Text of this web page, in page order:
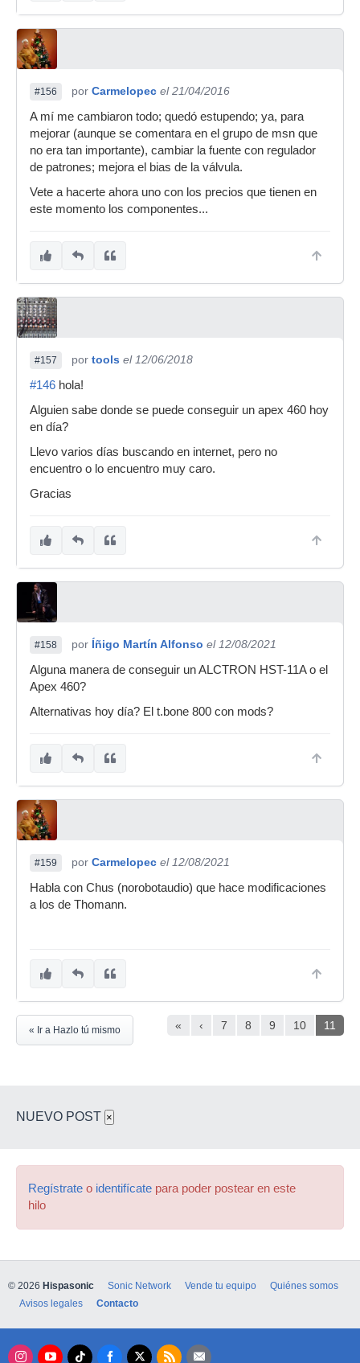
#156 por Carmelopec el 21/04/2016
A mí me cambiaron todo; quedó estupendo; ya, para
mejorar (aunque se comentara en el grupo de msn que
no era tan importante), cambiar la fuente con regulador
de patrones; mejora el bias de la válvula.
Vete a hacerte ahora uno con los precios que tienen en
este momento los componentes...
#157 por tools el 12/06/2018
#146 hola!
Alguien sabe donde se puede conseguir un apex 460 hoy
en día?
Llevo varios días buscando en internet, pero no
encuentro o lo encuentro muy caro.
Gracias
#158 por Íñigo Martín Alfonso el 12/08/2021
Alguna manera de conseguir un ALCTRON HST-11A o el
Apex 460?
Alternativas hoy día? El t.bone 800 con mods?
#159 por Carmelopec el 12/08/2021
Habla con Chus (norobotaudio) que hace modificaciones
a los de Thomann.
« ‹ 7 8 9 10 11
« Ir a Hazlo tú mismo
NUEVO POST ×
Regístrate o identifícate para poder postear en este
hilo
© 2026 Hispasonic Sonic Network Vende tu equipo
Quiénes somos
Avisos legales
Contacto